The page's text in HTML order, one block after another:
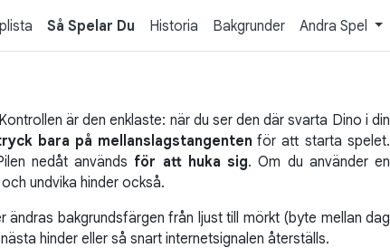
Så Spelar Du Historia Bakgrunder Andra Spel
är den enklaste: när du ser den där svarta Dino i din
bara på mellanslagstangenten för att starta spelet.
nedåt används för att huka sig. Om du använder en
undvika hinder också.
bakgrundsfärgen från ljust till mörkt (byte mellan dag
hinder eller så snart internetsignalen återställs.